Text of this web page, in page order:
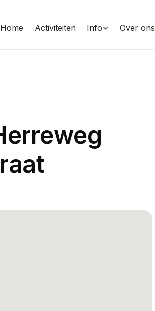
Home Activiteiten Info Over ons
erreweg
raat